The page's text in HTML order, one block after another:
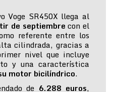
Voge SR450X llega al
de septiembre con el
referente entre los
cilindrada, gracias a
nivel que incluye
y una característica
motor bicilíndrico.
de 6.288 euros,